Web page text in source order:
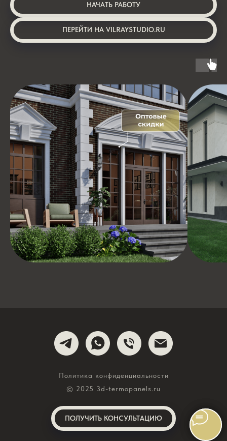
НАЧАТЬ РАБОТУ
ПЕРЕЙТИ НА VILRAYSTUDIO.RU
Политика конфиденциальности
© 2025 3d-termopanels.ru
ПОЛУЧИТЬ КОНСУЛЬТАЦИЮ